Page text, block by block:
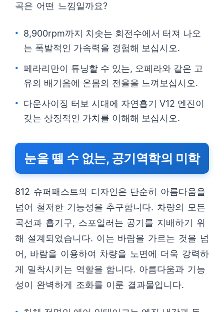
곡은 어떤 느낌일까요?
8,900rpm까지 치솟는 회전수에서 터져 나오
는 폭발적인 가속력을 경험해 보십시오.
페라리만이 튜닝할 수 있는, 오페라와 같은 고
유의 배기음에 온몸의 전율을 느껴보십시오.
다운사이징 터보 시대에 자연흡기 V12 엔진이
갖는 상징적인 가치를 이해해 보십시오.
눈을 뗄 수 없는, 공기역학의 미학
812 슈퍼패스트의 디자인은 단순히 아름다움을
넘어 철저한 기능성을 추구합니다. 차량의 모든
곡선과 흡기구, 스포일러는 공기를 지배하기 위
해 설계되었습니다. 이는 바람을 가르는 것을 넘
어, 바람을 이용하여 차량을 노면에 더욱 강력하
게 밀착시키는 역할을 합니다. 아름다움과 기능
성이 완벽하게 조화를 이룬 결과물입니다.